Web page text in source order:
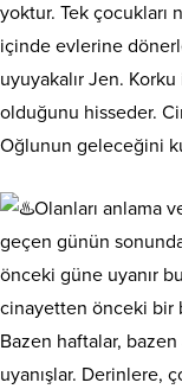
yoktur. Tek çocukları
içinde evlerine
uyuyakalır Jen.
olduğunu hisseder.
Oğlunun geleceğini
Olanları anlama
geçen günün
önceki güne uyanır
cinayetten önceki bir
Bazen haftalar,
uyanışlar. Derinlere,